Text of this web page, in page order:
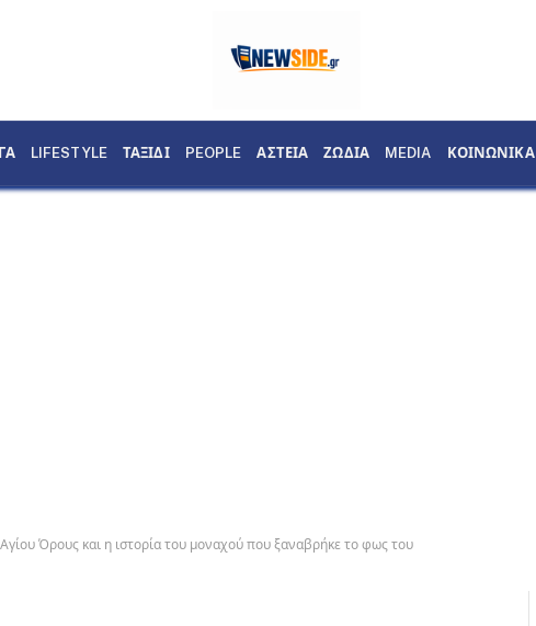
LIFESTYLE ΤΑΞΙΔΙ PEOPLE ΑΣΤΕΙΑ ΖΩΔΙΑ MEDIA ΚΟΙΝΩΝΙΚΑ
Όρους και η ιστορία του μοναχού που ξαναβρήκε το φως του